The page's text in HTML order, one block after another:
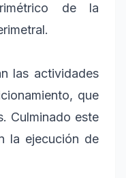
de la
las actividades
que
Culminado este
la ejecución de